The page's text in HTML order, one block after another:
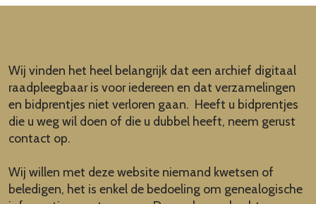
Wij vinden het heel belangrijk dat een archief digitaal
raadpleegbaar is voor iedereen en dat verzamelingen
en bidprentjes niet verloren gaan. Heeft u bidprentjes
die u weg wil doen of die u dubbel heeft, neem gerust
contact op.
Wij willen met deze website niemand kwetsen of
beledigen, het is enkel de bedoeling om genealogische